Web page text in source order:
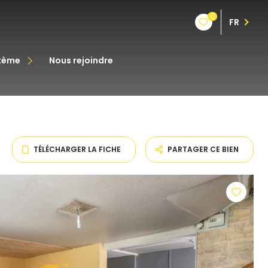
0 FR
nous rejoindre
TÉLÉCHARGER LA FICHE PARTAGER CE BIEN